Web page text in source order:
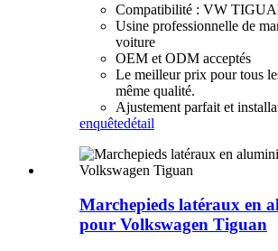
Compatibilité : VW
Usine professionnelle de
voiture
OEM et ODM acceptés
Le meilleur prix pour tous
même qualité.
Ajustement parfait et
enquêtedétail
Marchepieds latéraux en
pour Volkswagen Tiguan